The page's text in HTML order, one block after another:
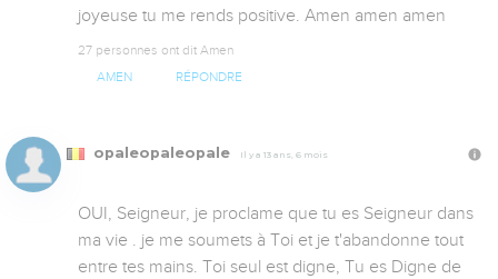
joyeuse tu me rends positive. Amen amen amen
27 personnes ont dit Amen
AMEN RÉPONDRE
opaleopaleopale Il y a 13 ans, 6 mois
OUI, Seigneur, je proclame que tu es Seigneur dans
ma vie . je me soumets à Toi et je t'abandonne tout
entre tes mains. Toi seul est digne, Tu es Digne de